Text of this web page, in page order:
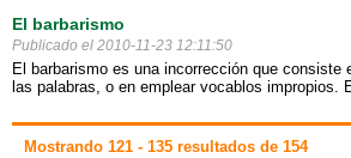
El barbarismo
Publicado el 2010-11-23 12:11:50
El barbarismo es una incorrección que consiste
las palabras, o en emplear vocablos impropios.
Mostrando 121 - 135 resultados de 154